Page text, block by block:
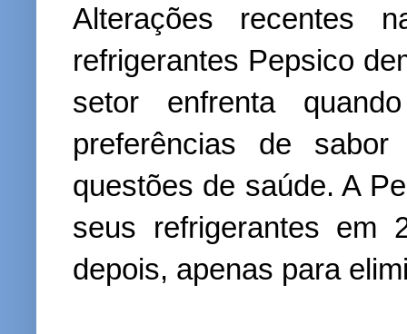
Alterações recentes
refrigerantes Pepsico
setor enfrenta
preferências de
questões de saúde. A
seus refrigerantes em
depois, apenas para